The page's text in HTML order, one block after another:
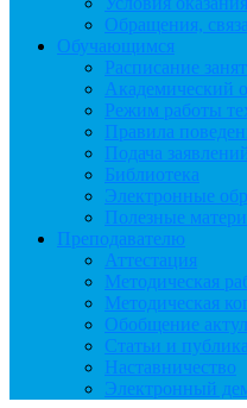
Обращения,
Обучающимся
Расписание
Академический
Режим работы
Правила
Подача
Библиотека
Электронные
Полезные
Преподавателю
Аттестация
Методическая
Методическая
Обобщение
Статьи и
Наставничество
Электронный